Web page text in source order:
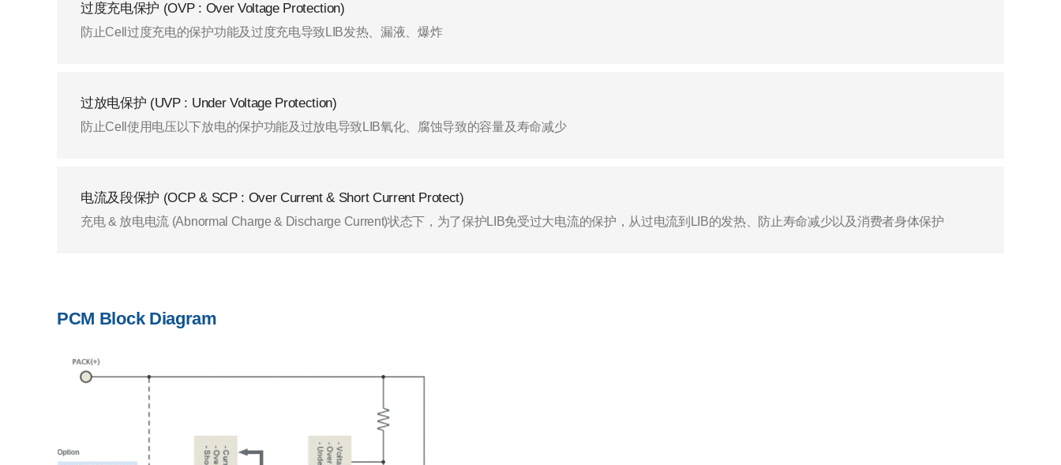
过度充电保护 (OVP : Over Voltage Protection)
防止Cell过度充电的保护功能及过度充电导致LIB发热、漏液、爆炸
过放电保护 (UVP : Under Voltage Protection)
防止Cell使用电压以下放电的保护功能及过放电导致LIB氧化、腐蚀导致的容量及寿命减少
电流及段保护 (OCP & SCP : Over Current & Short Current Protect)
充电 & 放电电流 (Abnormal Charge & Discharge Current)状态下，为了保护LIB免受过大电流的保护，从过电流到LIB的发热、防止寿命减少以及消费者身体保护
PCM Block Diagram